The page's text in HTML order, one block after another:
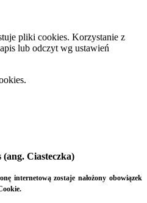
pliki cookies. Korzystanie z
lub odczyt wg ustawień
Ciasteczka)
internetową zostaje nałożony obowiązek